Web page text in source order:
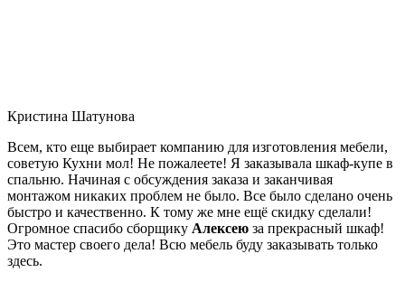
Кристина Шатунова
Всем, кто еще выбирает компанию для изготовления мебели,
советую Кухни мол! Не пожалеете! Я заказывала шкаф-купе в
спальню. Начиная с обсуждения заказа и заканчивая
монтажом никаких проблем не было. Все было сделано очень
быстро и качественно. К тому же мне ещё скидку сделали!
Огромное спасибо сборщику Алексею за прекрасный шкаф!
Это мастер своего дела! Всю мебель буду заказывать только
здесь.